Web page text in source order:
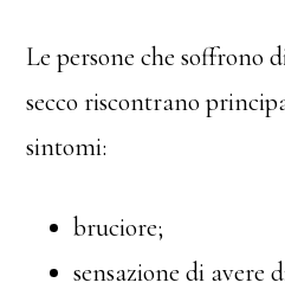
Le persone che soffrono
secco riscontrano
sintomi:
bruciore;
sensazione di avere